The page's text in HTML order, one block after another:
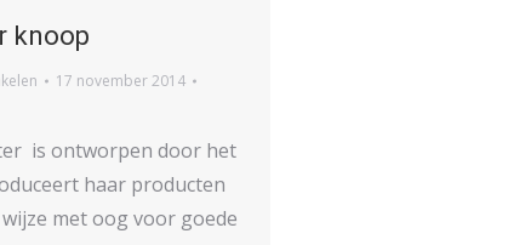
knoop
17 november 2014
is ontworpen door het
haar producten
met oog voor goede